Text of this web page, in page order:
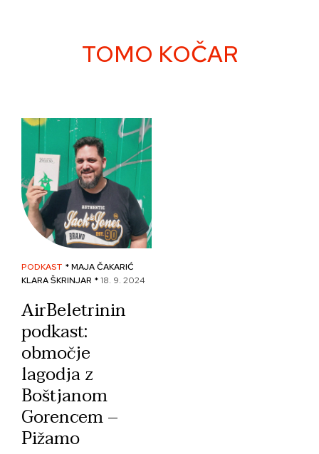
TOMO KOČAR
PODKAST * MAJA ČAKARIĆ
KLARA ŠKRINJAR * 18. 9. 2024
AirBeletrinin
podkast:
območje
lagodja z
Boštjanom
Gorencem –
Pižamo